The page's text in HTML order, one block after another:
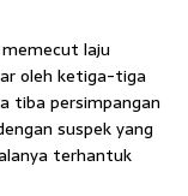
laju
oleh ketiga-tiga
tiba persimpangan
suspek yang
terhantuk